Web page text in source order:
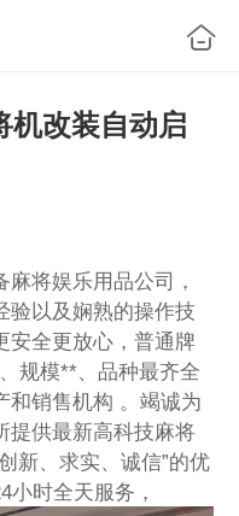
机改装自动启
将娱乐用品公司，
验以及娴熟的操作技
安全更放心，普通牌
规模**、品种最齐全
和销售机构 。竭诚为
提供最新高科技麻将
新、求实、诚信”的优
小时全天服务，